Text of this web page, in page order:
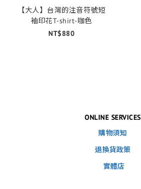
【大人】台灣的注音符號短
袖印花T-shirt-咖色
NT$880
ONLINE SERVICES
購物須知
退換貨政策
實體店